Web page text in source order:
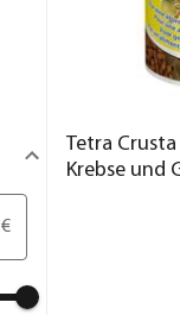
€
Tetra
Krebse und